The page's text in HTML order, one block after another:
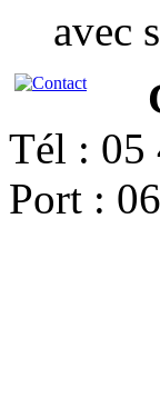
avec
Tél : 05
Port :